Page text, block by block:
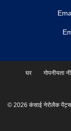
घर गोपनीयता
© 2026 कंसाई नेरोलैक पेंट्स